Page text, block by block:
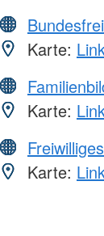
Karte:
Karte:
Karte: